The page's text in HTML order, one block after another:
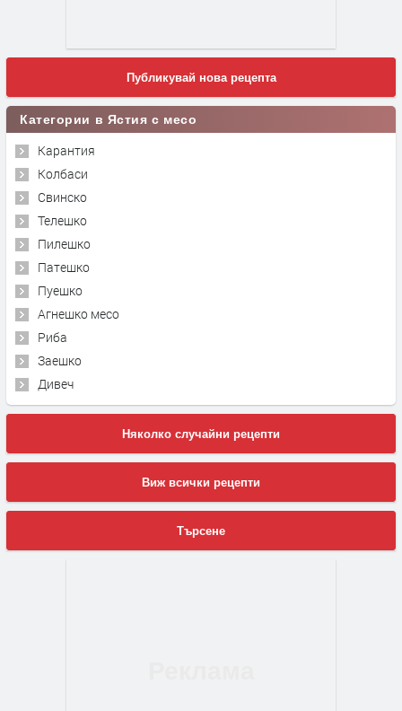
Публикувай нова рецепта
Категории в Ястия с месо
Карантия
Колбаси
Свинско
Телешко
Пилешко
Патешко
Пуешко
Агнешко месо
Риба
Заешко
Дивеч
Няколко случайни рецепти
Виж всички рецепти
Търсене